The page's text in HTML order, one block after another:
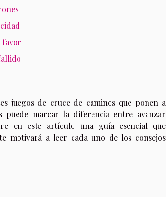
favor
juegos de cruce de caminos que ponen a
puede marcar la diferencia entre avanzar
en este artículo una guía esencial que
motivará a leer cada uno de los consejos